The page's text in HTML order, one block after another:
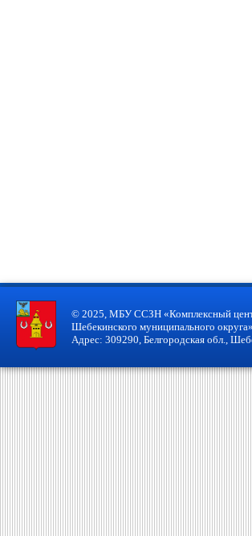
© 2025, МБУ ССЗН «Комплексный
Шебекинского муниципального округа»
Адрес: 309290, Белгородская обл.,